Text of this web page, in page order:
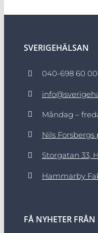
SVERIGEHÄLSAN
040-698 60 00
Måndag –
Nils Forsbergs
Storgatan 33,
Hammarby
FÅ NYHETER FRÅN